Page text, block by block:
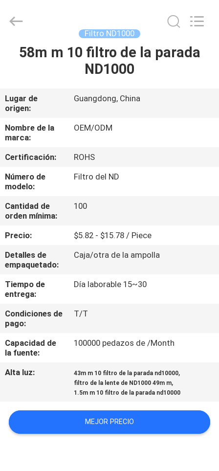
HOGAR
SOBRE
NOSOTROS
VIAJE
DE
FÁBRICA
CONTROL
DE
CALIDAD
ÉNTRENOS
EN
CONTACTO
CON
CITA
Shadow
Technology
Reserved.
Filtro ND1000
58m m 10 filtro de la parada
ND1000
Lugar de
origen:
Guangdong, China
Nombre de la
marca:
OEM/ODM
Certificación:
ROHS
Número de
modelo:
Filtro del ND
Cantidad de
orden mínima:
100
Precio:
$5.82 - $15.78 / Piece
Detalles de
empaquetado:
Caja/otra de la ampolla
Tiempo de
entrega:
Día laborable 15~30
Condiciones de
pago:
T/T
Capacidad de
la fuente:
100000 pedazos de /Month
Alta luz: 43m m 10 filtro de la parada nd10000,
filtro de la lente de ND1000 49m m,
1.5m m 10 filtro de la parada nd10000
MEJOR PRECIO